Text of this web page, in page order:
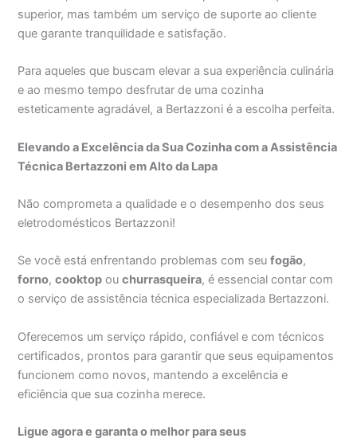
superior, mas também um serviço de suporte ao cliente
que garante tranquilidade e satisfação.
Para aqueles que buscam elevar a sua experiência culinária
e ao mesmo tempo desfrutar de uma cozinha
esteticamente agradável, a Bertazzoni é a escolha perfeita.
Elevando a Excelência da Sua Cozinha com a Assistência
Técnica Bertazzoni em Alto da Lapa
Não comprometa a qualidade e o desempenho dos seus
eletrodomésticos Bertazzoni!
Se você está enfrentando problemas com seufogão,
forno,cooktop ouchurrasqueira, é essencial contar com
o serviço de assistência técnica especializada Bertazzoni.
Oferecemos um serviço rápido, confiável e com técnicos
certificados, prontos para garantir que seus equipamentos
funcionem como novos, mantendo a excelência e
eficiência que sua cozinha merece.
Ligue agora e garanta o melhor para seus